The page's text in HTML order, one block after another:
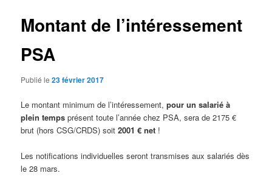
Montant de l’intéressement
PSA
Publié le23 février 2017
Le montant minimum de l’intéressement,pour un salarié à
plein temps présent toute l’année chez PSA, sera de 2175 €
brut (hors CSG/CRDS) soit2001 € net !
Les notifications individuelles seront transmises aux salariés dès
le 28 mars.